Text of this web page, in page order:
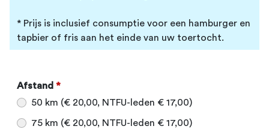
* Prijs is inclusief consumptie voor een hamburger en
tapbier of fris aan het einde van uw toertocht.
Afstand *
50 km (€ 20,00, NTFU-leden € 17,00)
75 km (€ 20,00, NTFU-leden € 17,00)